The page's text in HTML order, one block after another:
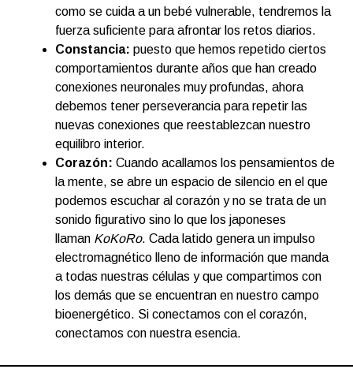
como se cuida a un bebé vulnerable, tendremos la
fuerza suficiente para afrontar los retos diarios.
Constancia: puesto que hemos repetido ciertos
comportamientos durante años que han creado
conexiones neuronales muy profundas, ahora
debemos tener perseverancia para repetir las
nuevas conexiones que reestablezcan nuestro
equilibro interior.
Corazón: Cuando acallamos los pensamientos de
la mente, se abre un espacio de silencio en el que
podemos escuchar al corazón y no se trata de un
sonido figurativo sino lo que los japoneses
llaman KoKoRo. Cada latido genera un impulso
electromagnético lleno de información que manda
a todas nuestras células y que compartimos con
los demás que se encuentran en nuestro campo
bioenergético. Si conectamos con el corazón,
conectamos con nuestra esencia.